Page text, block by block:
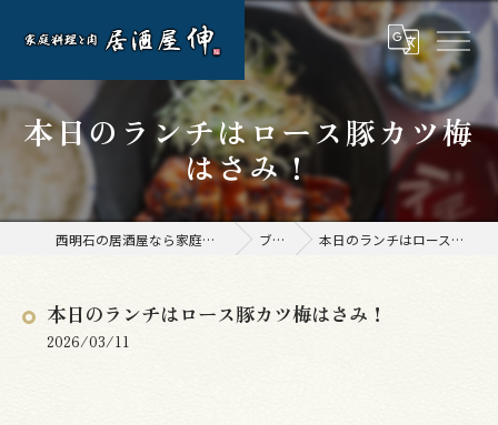
本日のランチはロース豚カツ梅
はさみ！
西明石の居酒屋なら家庭料理と肉 居酒屋 伸 ブログ 本日のランチはロース豚カツ梅はさみ！
本日のランチはロース豚カツ梅はさみ！
2026/03/11